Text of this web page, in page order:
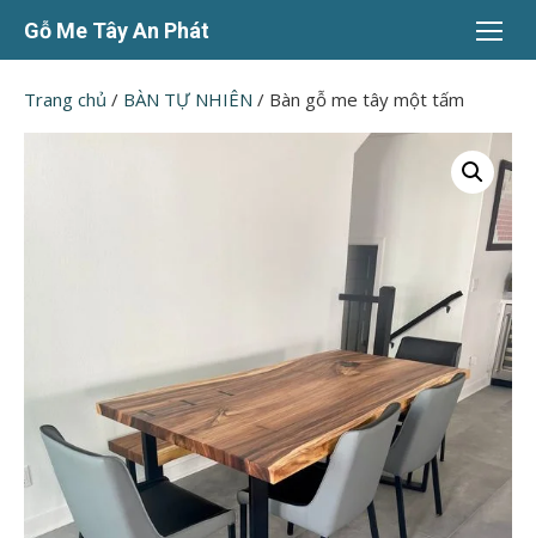
Chuyển
dung
Gỗ Me Tây An Phát
Trang chủ / BÀN TỰ NHIÊN / Bàn gỗ me tây một tấm